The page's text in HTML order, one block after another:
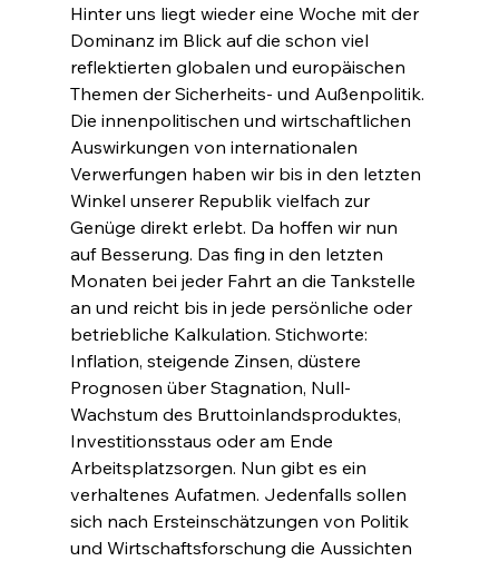
Hinter uns liegt wieder eine Woche mit der
Dominanz im Blick auf die schon viel
reflektierten globalen und europäischen
Themen der Sicherheits- und Außenpolitik.
Die innenpolitischen und wirtschaftlichen
Auswirkungen von internationalen
Verwerfungen haben wir bis in den letzten
Winkel unserer Republik vielfach zur
Genüge direkt erlebt. Da hoffen wir nun
auf Besserung. Das fing in den letzten
Monaten bei jeder Fahrt an die Tankstelle
an und reicht bis in jede persönliche oder
betriebliche Kalkulation. Stichworte:
Inflation, steigende Zinsen, düstere
Prognosen über Stagnation, Null-
Wachstum des Bruttoinlandsproduktes,
Investitionsstaus oder am Ende
Arbeitsplatzsorgen. Nun gibt es ein
verhaltenes Aufatmen. Jedenfalls sollen
sich nach Ersteinschätzungen von Politik
und Wirtschaftsforschung die Aussichten